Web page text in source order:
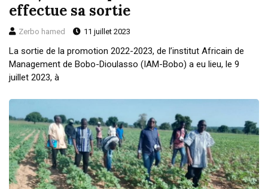
effectue sa sortie
Zerbo hamed 11 juillet 2023
La sortie de la promotion 2022-2023, de l’institut Africain de
Management de Bobo-Dioulasso (IAM-Bobo) a eu lieu, le 9
juillet 2023, à